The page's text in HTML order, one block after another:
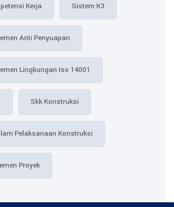
Kerja Sistem K3
Anti Penyuapan
Lingkungan Iso 14001
Skk Konstruksi
Pelaksanaan Konstruksi
Proyek